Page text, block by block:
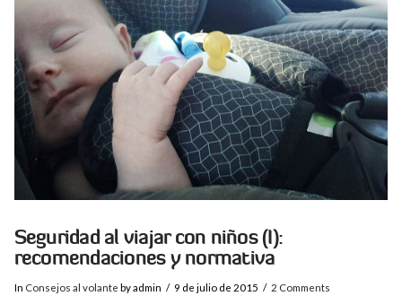
VIEW POST
Seguridad al viajar con niños (I):
recomendaciones y normativa
In Consejos al volante by admin 9 de julio de 2015 2 Comments